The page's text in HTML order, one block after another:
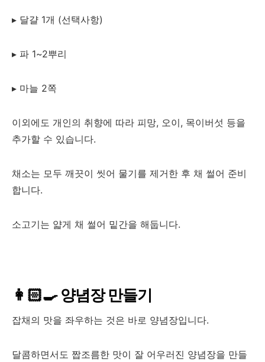
▸ 달걀 1개 (선택사항)
▸ 파 1~2뿌리
▸ 마늘 2쪽
이외에도 개인의 취향에 따라 피망, 오이, 목이버섯 등을
추가할 수 있습니다.
채소는 모두 깨끗이 씻어 물기를 제거한 후 채 썰어 준비
합니다.
소고기는 얇게 채 썰어 밑간을 해둡니다.
👩🏻‍🍳 양념장 만들기
잡채의 맛을 좌우하는 것은 바로 양념장입니다.
달콤하면서도 짭조름한 맛이 잘 어우러진 양념장을 만들